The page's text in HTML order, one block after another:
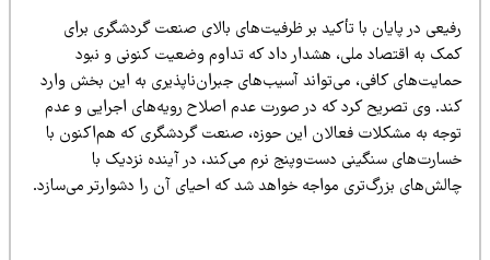
در پایان با تأکید بر ظرفیت‌های بالای صنعت گردشگری برای
به اقتصاد ملی، هشدار داد که تداوم وضعیت کنونی و نبود
کافی، می‌تواند آسیب‌های جبران‌ناپذیری به این بخش وارد
وی تصریح کرد که در صورت عدم اصلاح رویه‌های اجرایی و عدم
به مشکلات فعالان این حوزه، صنعت گردشگری که هم‌اکنون با
سنگینی دست‌وپنج نرم می‌کند، در آینده نزدیک با
بزرگ‌تری مواجه خواهد شد که احیای آن را دشوارتر می‌سازد.